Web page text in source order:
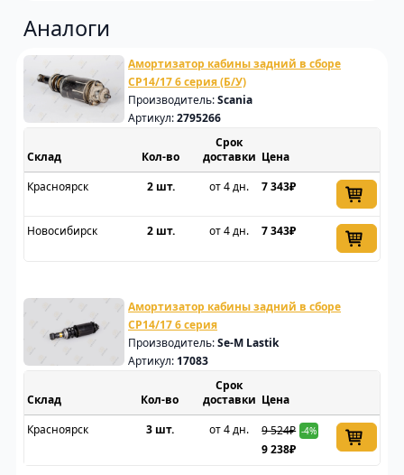
Аналоги
Амортизатор кабины задний в сборе
CP14/17 6 серия (Б/У)
Производитель:Scania
Артикул:2795266
Склад
Срок
доставки Цена
Красноярск
2 шт. от 4 дн. 7 343₽
Новосибирск 2 шт. от 4 дн. 7 343₽
Амортизатор кабины задний в сборе
CP14/17 6 серия
Производитель:Se-M Lastik
Артикул: 17083
Склад
Срок
доставки Цена
Красноярск
3 шт. от 4 дн. 9 524₽ -4%
9 238₽